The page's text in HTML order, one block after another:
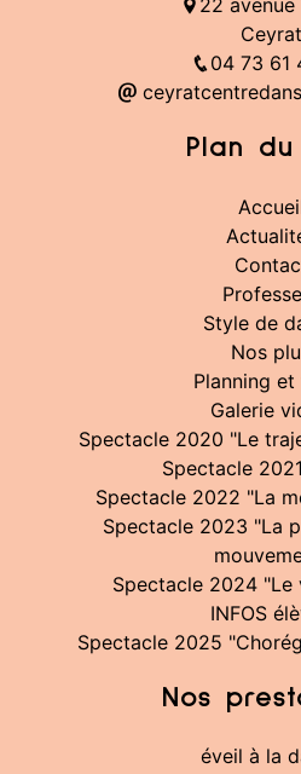
Ceyrat
04 73 61
Plan
Style de
Nos
Planning
Galerie
Spectacle 2020 "Le
Spectacle
Spectacle 2022 "La
Spectacle 2023 "La
Spectacle 2024 "Le
INFOS
Spectacle 2025
Nos
éveil à la